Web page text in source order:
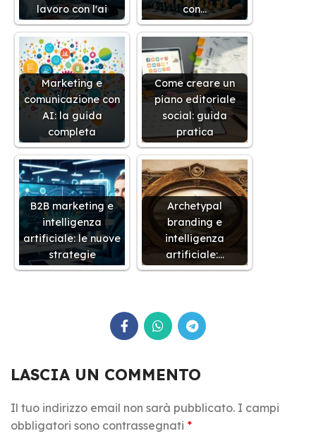
lavoro con l'ai
con…
Marketing e
comunicazione con
AI: la guida
completa
Come creare un
piano editoriale
social: guida
pratica
B2B marketing e
intelligenza
artificiale: le nuove
strategie
Archetypal
branding e
intelligenza
artificiale:…
LASCIA UN COMMENTO
Il tuo indirizzo email non sarà pubblicato. I campi
obbligatori sono contrassegnati *